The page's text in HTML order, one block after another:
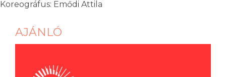
Koreográfus: Emődi Attila
AJÁNLÓ